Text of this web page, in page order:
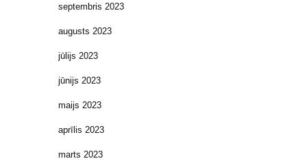
septembris 2023
augusts 2023
jūlijs 2023
jūnijs 2023
maijs 2023
aprīlis 2023
marts 2023